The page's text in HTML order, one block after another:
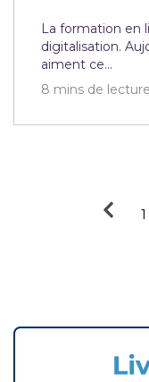
La formation en
digitalisation.
aiment ce...
8 mins de lecture
1